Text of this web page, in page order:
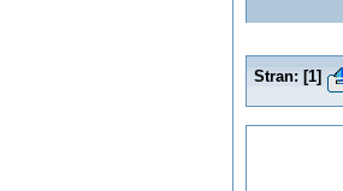
Stran: [1]